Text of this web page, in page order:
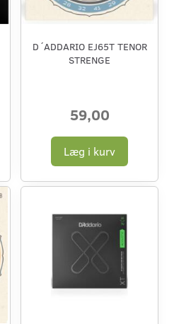
D´ADDARIO EJ65T TENOR
STRENGE
59,00
Læg i kurv